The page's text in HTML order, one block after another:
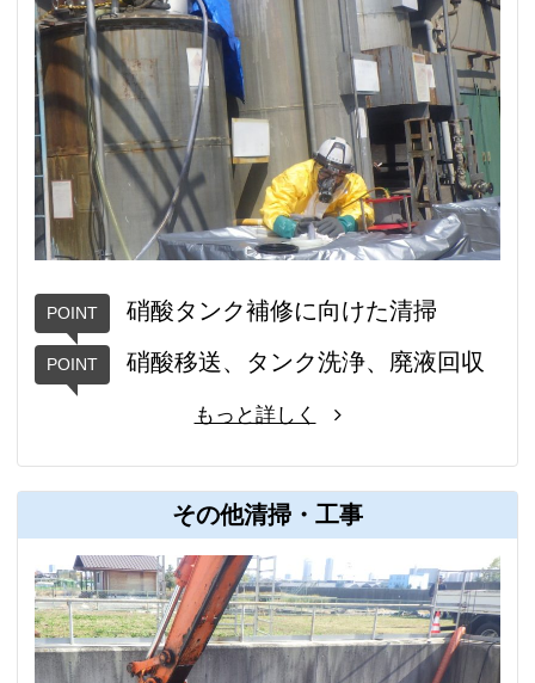
硝酸タンク補修に向けた清掃
硝酸移送、タンク洗浄、廃液回収
もっと詳しく
その他清掃・工事